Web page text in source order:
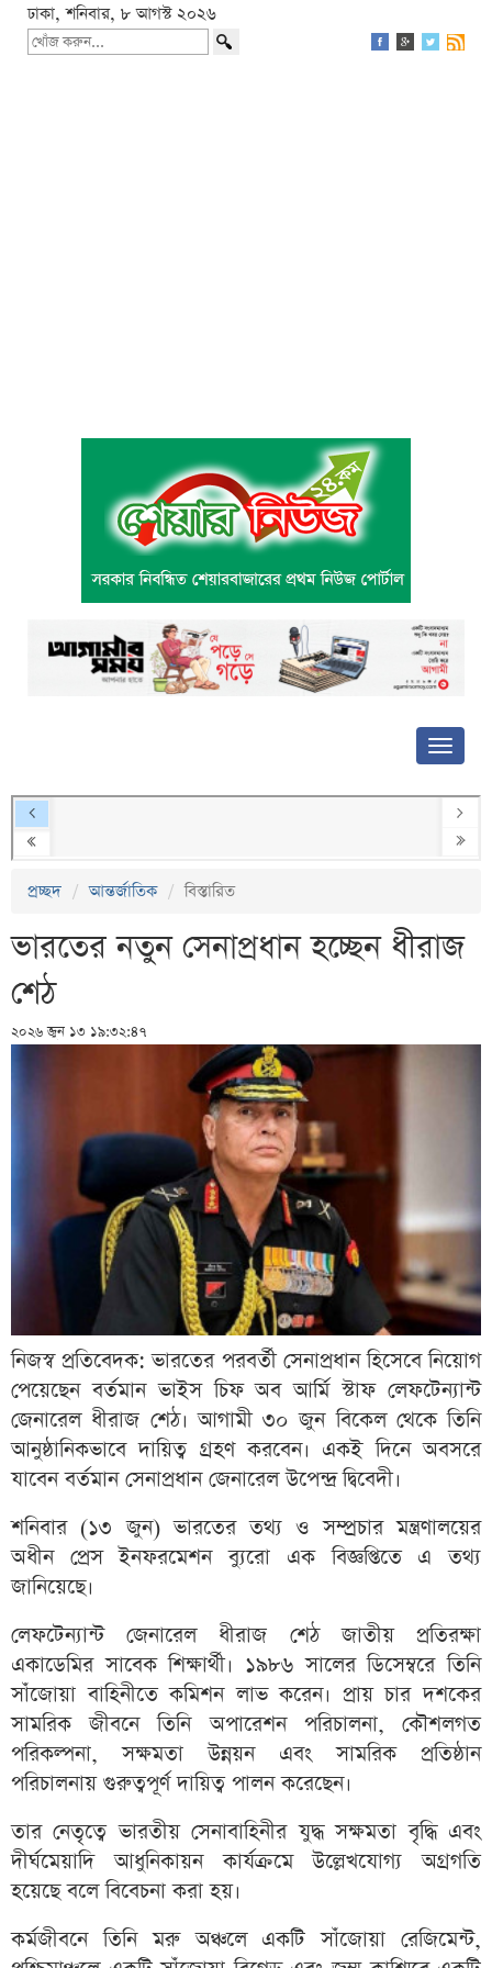
ঢাকা, শনিবার, ৮ আগস্ট ২০২৬
প্রচ্ছদ আন্তর্জাতিক বিস্তারিত
ভারতের নতুন সেনাপ্রধান হচ্ছেন ধীরাজ
শেঠ
২০২৬ জুন ১৩ ১৯:৩২:৪৭
নিজস্ব প্রতিবেদক: ভারতের পরবর্তী সেনাপ্রধান হিসেবে নিয়োগ
পেয়েছেন বর্তমান ভাইস চিফ অব আর্মি স্টাফ লেফটেন্যান্ট
জেনারেল ধীরাজ শেঠ। আগামী ৩০ জুন বিকেল থেকে তিনি
আনুষ্ঠানিকভাবে দায়িত্ব গ্রহণ করবেন। একই দিনে অবসরে
যাবেন বর্তমান সেনাপ্রধান জেনারেল উপেন্দ্র দ্বিবেদী।
শনিবার (১৩ জুন) ভারতের তথ্য ও সম্প্রচার মন্ত্রণালয়ের
অধীন প্রেস ইনফরমেশন ব্যুরো এক বিজ্ঞপ্তিতে এ তথ্য
জানিয়েছে।
লেফটেন্যান্ট জেনারেল ধীরাজ শেঠ জাতীয় প্রতিরক্ষা
একাডেমির সাবেক শিক্ষার্থী। ১৯৮৬ সালের ডিসেম্বরে তিনি
সাঁজোয়া বাহিনীতে কমিশন লাভ করেন। প্রায় চার দশকের
সামরিক জীবনে তিনি অপারেশন পরিচালনা, কৌশলগত
পরিকল্পনা, সক্ষমতা উন্নয়ন এবং সামরিক প্রতিষ্ঠান
পরিচালনায় গুরুত্বপূর্ণ দায়িত্ব পালন করেছেন।
তার নেতৃত্বে ভারতীয় সেনাবাহিনীর যুদ্ধ সক্ষমতা বৃদ্ধি এবং
দীর্ঘমেয়াদি আধুনিকায়ন কার্যক্রমে উল্লেখযোগ্য অগ্রগতি
হয়েছে বলে বিবেচনা করা হয়।
কর্মজীবনে তিনি মরু অঞ্চলে একটি সাঁজোয়া রেজিমেন্ট,